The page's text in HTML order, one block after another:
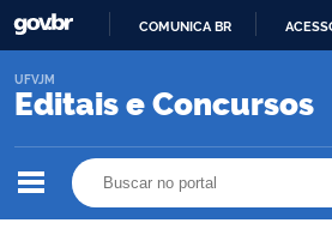
O
COMUNICA BR
Editais e Concursos
UFVJM